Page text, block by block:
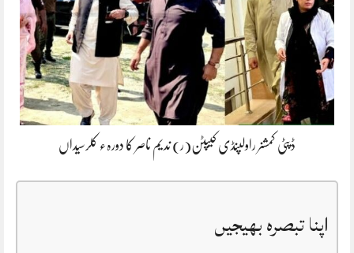
ڈپٹی کمشنر راولپنڈی کیپٹن(ر) ندیم ناصر کا دورہء کلرسیداں
اپنا تبصرہ بھیجیں